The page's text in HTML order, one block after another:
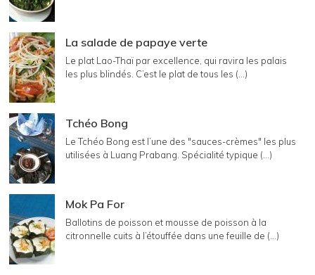
La salade de papaye verte
Le plat Lao-Thaï par excellence, qui ravira les palais
les plus blindés. C’est le plat de tous les (...)
Tchéo Bong
Le Tchéo Bong est l’une des "sauces-crèmes" les plus
utilisées à Luang Prabang. Spécialité typique (...)
Mok Pa For
Ballotins de poisson et mousse de poisson à la
citronnelle cuits à l’étouffée dans une feuille de (...)